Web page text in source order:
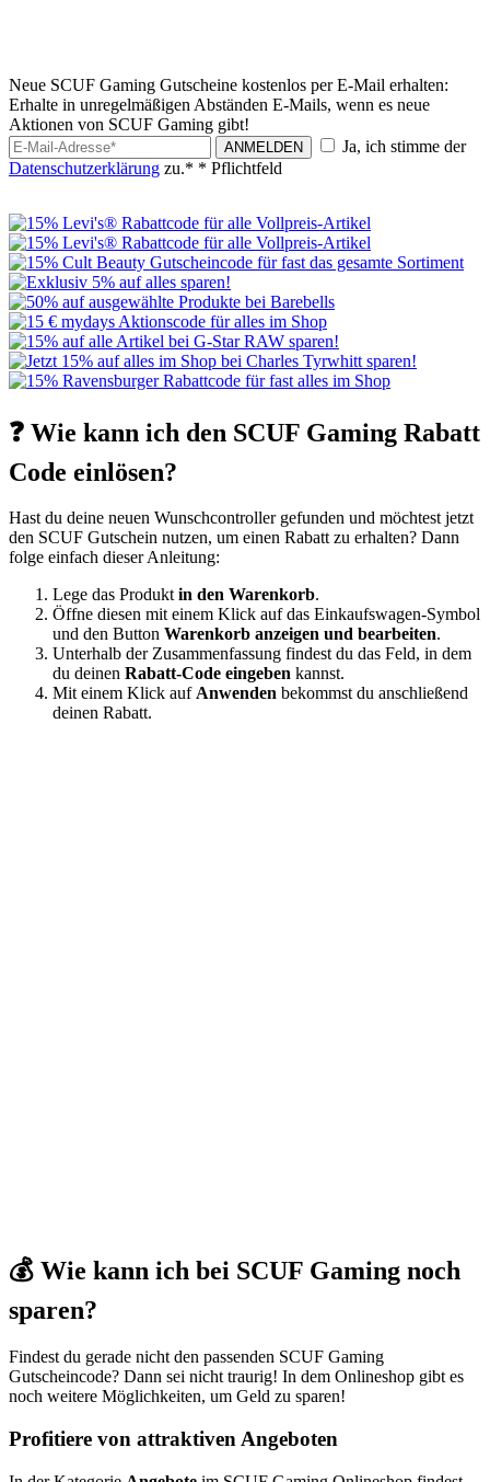
Neue SCUF Gaming Gutscheine kostenlos per E-Mail erhalten:
Erhalte in unregelmäßigen Abständen E-Mails, wenn es neue
Aktionen von SCUF Gaming gibt!
ANMELDEN
Ja, ich stimme der
Datenschutzerklärung zu.* * Pflichtfeld
❓ Wie kann ich den SCUF Gaming Rabatt
Code einlösen?
Hast du deine neuen Wunschcontroller gefunden und möchtest jetzt
den SCUF Gutschein nutzen, um einen Rabatt zu erhalten? Dann
folge einfach dieser Anleitung:
Lege das Produktin den Warenkorb.
Öffne diesen mit einem Klick auf das Einkaufswagen-Symbol
und den Button Warenkorb anzeigen und bearbeiten.
Unterhalb der Zusammenfassung findest du das Feld, in dem
du deinen Rabatt-Code eingeben kannst.
Mit einem Klick aufAnwenden bekommst du anschließend
deinen Rabatt.
💰 Wie kann ich bei SCUF Gaming noch
sparen?
Findest du gerade nicht den passenden SCUF Gaming
Gutscheincode? Dann sei nicht traurig! In dem Onlineshop gibt es
noch weitere Möglichkeiten, um Geld zu sparen!
Profitiere von attraktiven Angeboten